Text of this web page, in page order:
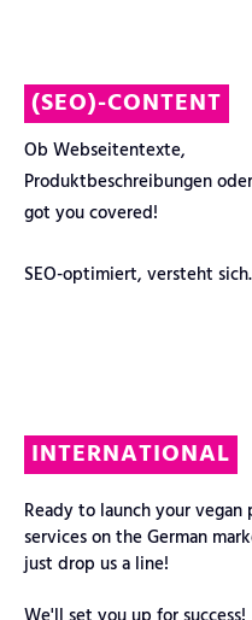
(SEO)-CONTENT
Ob Webseitentexte,
Produktbeschreibungen
got you covered!
SEO-optimiert, versteht sich.
INTERNATIONAL
Ready to launch your vegan
services on the German
just drop us a line!